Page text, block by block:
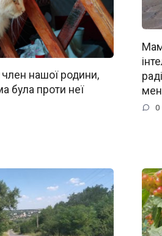
нашої родини,
була проти неї
0